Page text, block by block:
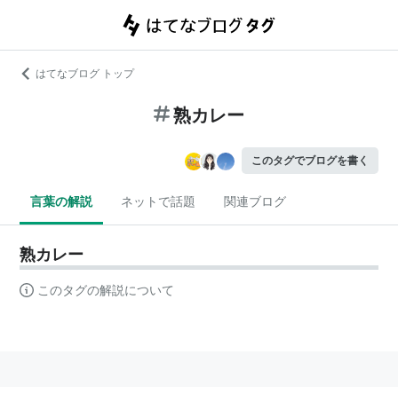
はてなブログ トップ
熟カレー
このタグでブログを書く
言葉の解説 ネットで話題 関連ブログ
熟カレー
このタグの解説について